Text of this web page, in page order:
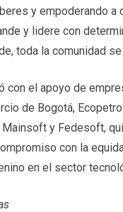
y empoderando a
y lidere con
toda la comunidad
con el apoyo de
de Bogotá,
y Fedesoft,
con la
en el sector